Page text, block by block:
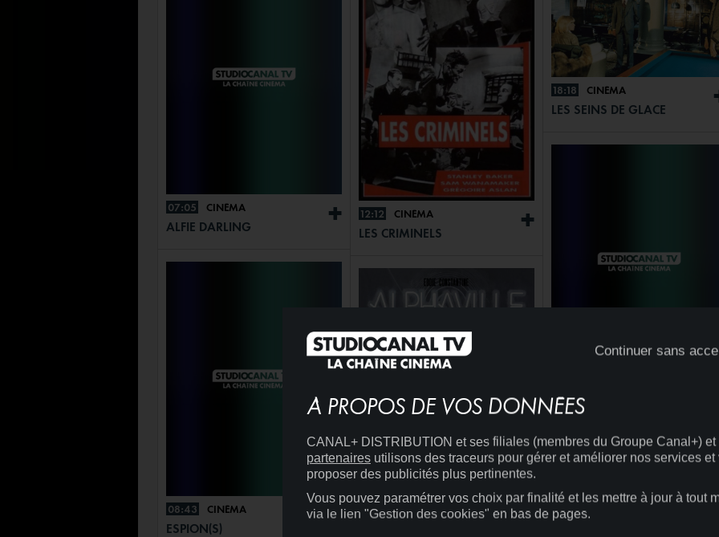
+
07:05 CINÉMA
ALFIE DARLING
+
08:43 CINÉMA
ESPION(S)
+
12:12 CINÉMA
LES CRIMINELS
+
13:46 CINÉMA
18:18 CINÉMA
LES SEINS DE GLACE
DISCOUNT
Continuer sans
À PROPOS DE VOS DONNÉES
CANAL+ DISTRIBUTION et ses filiales (membres du Groupe Canal+) et
partenaires utilisons des traceurs pour gérer et améliorer nos services et
proposer des publicités plus pertinentes.
Vous pouvez paramétrer vos choix par finalité et les mettre à jour à tout
via le lien "Gestion des cookies" en bas de pages.